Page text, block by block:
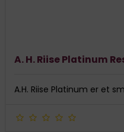
A. H. Riise Platinum
A.H. Riise Platinum er et